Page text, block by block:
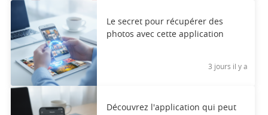
Le secret pour récupérer des
photos avec cette application
3 jours il y a
Découvrez l'application qui peut